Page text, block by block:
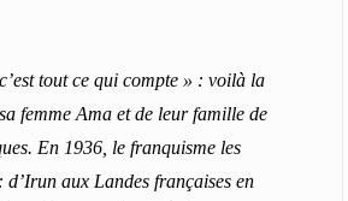
tout ce qui compte » : voilà la
femme Ama et de leur famille de
En 1936, le franquisme les
aux Landes françaises en